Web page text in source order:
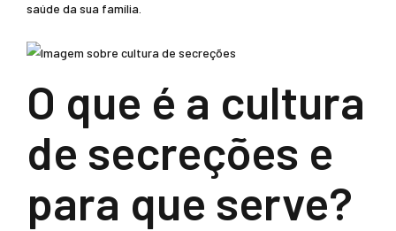
saúde da sua família.
O que é a cultura
de secreções e
para que serve?